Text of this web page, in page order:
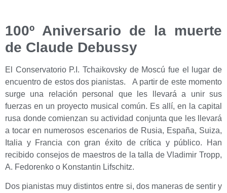
100º Aniversario de la muerte
de Claude Debussy
El Conservatorio P.I. Tchaikovsky de Moscú fue el lugar de
encuentro de estos dos pianistas. A partir de este momento
surge una relación personal que les llevará a unir sus
fuerzas en un proyecto musical común. Es allí, en la capital
rusa donde comienzan su actividad conjunta que les llevará
a tocar en numerosos escenarios de Rusia, España, Suiza,
Italia y Francia con gran éxito de crítica y público. Han
recibido consejos de maestros de la talla de Vladimir Tropp,
A. Fedorenko o Konstantin Lifschitz.
Dos pianistas muy distintos entre si, dos maneras de sentir y